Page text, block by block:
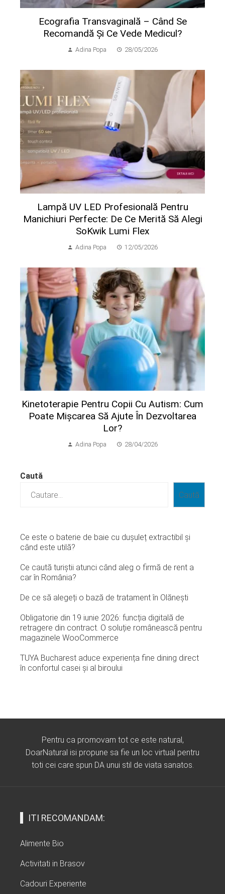
Ecografia Transvaginală – Când Se
Recomandă Și Ce Vede Medicul?
Adina Popa 28/05/2026
Lampă UV LED Profesională Pentru
Manichiuri Perfecte: De Ce Merită Să Alegi
SoKwik Lumi Flex
Adina Popa 12/05/2026
Kinetoterapie Pentru Copii Cu Autism: Cum
Poate Mișcarea Să Ajute În Dezvoltarea
Lor?
Adina Popa 28/04/2026
Caută
Caută
Ce este o baterie de baie cu dușuleț extractibil și
când este utilă?
Ce caută turiștii atunci când aleg o firmă de rent a
car în România?
De ce să alegeți o bază de tratament în Olănești
Obligatorie din 19 iunie 2026: funcția digitală de
retragere din contract. O soluție românească pentru
magazinele WooCommerce
TUYA Bucharest aduce experiența fine dining direct
în confortul casei și al biroului
Pentru ca promovam tot ce este natural,
DoarNatural isi propune sa fie un loc virtual pentru
toti cei care spun DA unui stil de viata sanatos.
ITI RECOMANDAM:
Alimente Bio
Activitati in Brasov
Cadouri Experiente